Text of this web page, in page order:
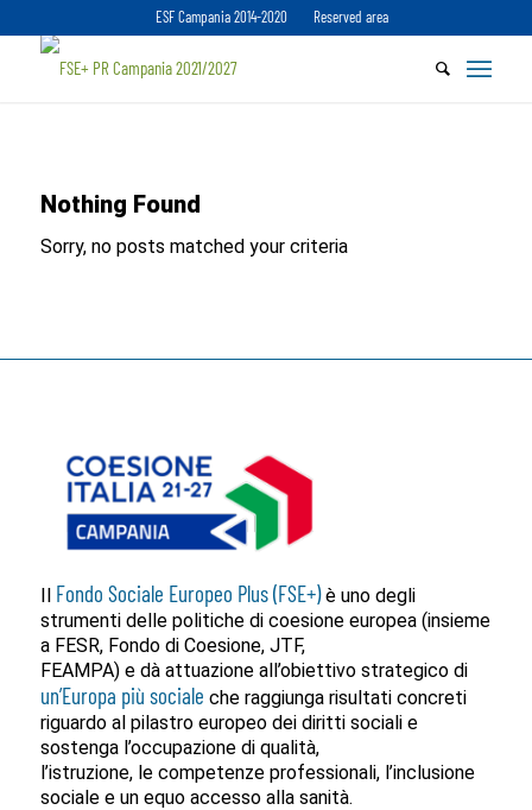
ESF Campania 2014-2020 Reserved area
Nothing Found
Sorry, no posts matched your criteria
Il Fondo Sociale Europeo Plus (FSE+)è uno degli
strumenti delle politiche di coesione europea (insieme
a FESR, Fondo di Coesione, JTF,
FEAMPA) e dà attuazione all’obiettivo strategico di
un’Europa più sociale che raggiunga risultati concreti
riguardo al pilastro europeo dei diritti sociali e
sostenga l’occupazione di qualità,
l’istruzione, le competenze professionali, l’inclusione
sociale e un equo accesso alla sanità.